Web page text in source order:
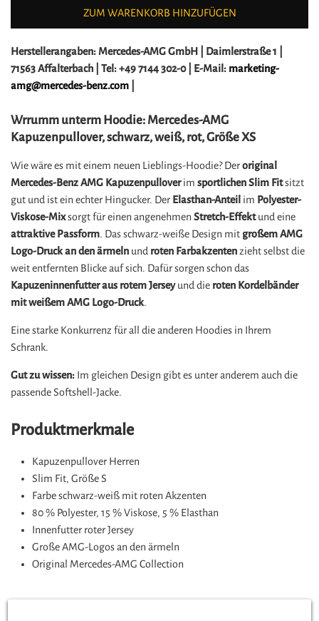
ZUM WARENKORB HINZUFÜGEN
Herstellerangaben: Mercedes-AMG GmbH |
Daimlerstraße 1 |
71563 Affalterbach | Tel: +49 7144 302-0 | E-Mail: marketing-
amg@mercedes-benz.com
Wrrumm unterm Hoodie: Mercedes-AMG
Kapuzenpullover, schwarz, weiß, rot, Größe XS
Wie wäre es mit einem neuen Lieblings-Hoodie? Deroriginal
Mercedes-Benz AMG Kapuzenpulloverim sportlichen Slim Fitsitzt
gut und ist ein echter Hingucker. Der Elasthan-Anteil im Polyester-
Viskose-Mixsorgt für einen angenehmen Stretch-Effektund eine
attraktive Passform. Das schwarz-weiße Design mit großem AMG
Logo-Druck an den ärmeln und roten Farbakzentenzieht selbst die
weit entfernten Blicke auf sich. Dafür sorgen schon das
Kapuzeninnenfutter aus rotem Jerseyund die roten Kordelbänder
mit weißem AMG Logo-Druck.
Eine starke Konkurrenz für all die anderen Hoodies in Ihrem
Schrank.
Gut zu wissen: Im gleichen Design gibt es unter anderem auch die
passende Softshell-Jacke.
Produktmerkmale
Kapuzenpullover Herren
Slim Fit, Größe S
Farbe schwarz-weiß mit roten Akzenten
80 % Polyester, 15 % Viskose, 5 % Elasthan
Innenfutter roter Jersey
Große AMG-Logos an den ärmeln
Original Mercedes-AMG Collection